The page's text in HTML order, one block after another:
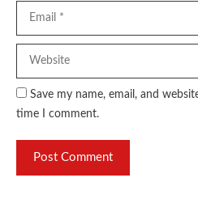
Save my name, email, and
time I comment.